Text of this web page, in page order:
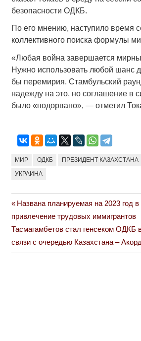
безопасности ОДКБ.
По его мнению, наступило время
коллективного поиска формулы
«Любая война завершается
Нужно использовать любой шанс
бы перемирия. Стамбульский
надежду на это, но соглашение в
было «подорвано», — отметил
МИР ОДКБ ПРЕЗИДЕНТ КАЗАХСТАНА
УКРАИНА
Навигация
по
записям
Previous
Post:
Названа планируемая на 2023 год в
привлечение трудовых иммигрантов
Next
Post:
Тасмагамбетов стал генсеком ОДКБ
связи с очередью Казахстана –